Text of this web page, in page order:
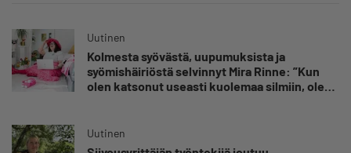
Uutinen
Kolmesta syövästä, uupumuksista ja
syömishäiriöstä selvinnyt Mira Rinne: ”Kun
olen katsonut useasti kuolemaa silmiin, olen
Uutinen